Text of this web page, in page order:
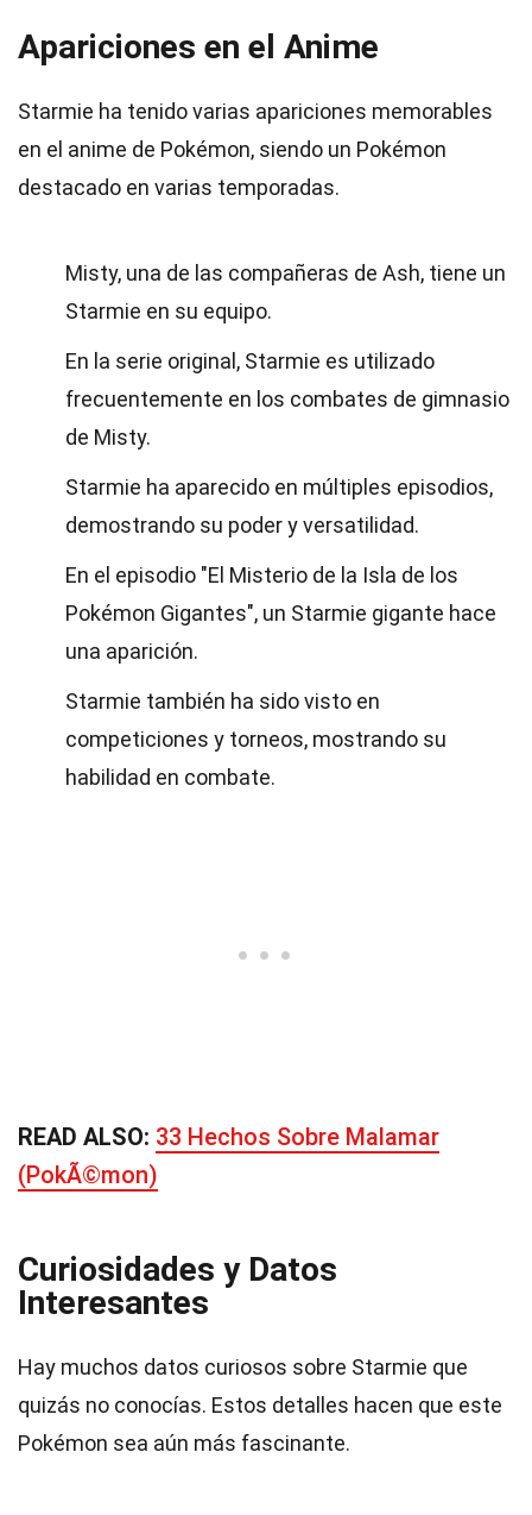
Apariciones en el Anime
Starmie ha tenido varias apariciones memorables
en el anime de Pokémon, siendo un Pokémon
destacado en varias temporadas.
Misty, una de las compañeras de Ash, tiene un
Starmie en su equipo.
En la serie original, Starmie es utilizado
frecuentemente en los combates de gimnasio
de Misty.
Starmie ha aparecido en múltiples episodios,
demostrando su poder y versatilidad.
En el episodio "El Misterio de la Isla de los
Pokémon Gigantes", un Starmie gigante hace
una aparición.
Starmie también ha sido visto en
competiciones y torneos, mostrando su
habilidad en combate.
READ ALSO: 33 Hechos Sobre Malamar
(PokÃ©mon)
Curiosidades y Datos
Interesantes
Hay muchos datos curiosos sobre Starmie que
quizás no conocías. Estos detalles hacen que este
Pokémon sea aún más fascinante.